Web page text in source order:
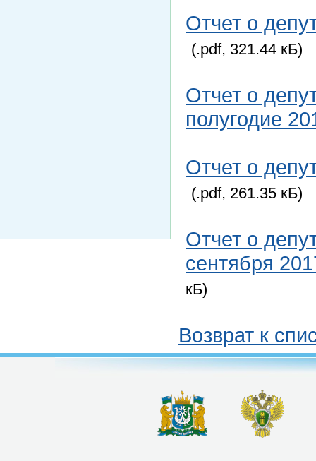
Отчет о
(.pdf, 321.44 кБ)
Отчет о
полугодие
Отчет о
(.pdf, 261.35 кБ)
Отчет о
сентября
кБ)
Возврат к